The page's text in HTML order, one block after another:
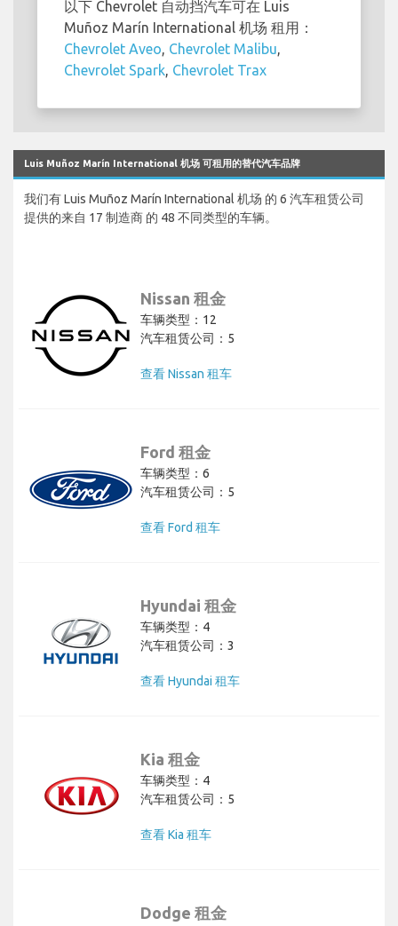
以下 Chevrolet 自动挡汽车可在 Luis
Muñoz Marín International 机场 租用：
Chevrolet Aveo, Chevrolet Malibu,
Chevrolet Spark, Chevrolet Trax
Luis Muñoz Marín International 机场 可租用的替代汽车品牌
我们有 Luis Muñoz Marín International 机场 的 6 汽车租赁公司
提供的来自 17 制造商 的 48 不同类型的车辆。
Nissan 租金
车辆类型：12
汽车租赁公司：5
查看 Nissan 租车
Ford 租金
车辆类型：6
汽车租赁公司：5
查看 Ford 租车
Hyundai 租金
车辆类型：4
汽车租赁公司：3
查看 Hyundai 租车
Kia 租金
车辆类型：4
汽车租赁公司：5
查看 Kia 租车
Dodge 租金